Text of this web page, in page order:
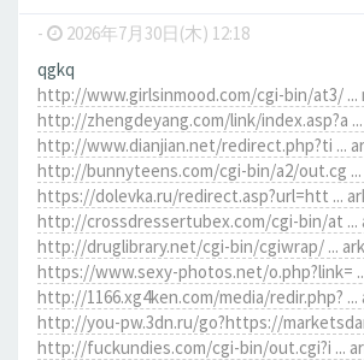
- 2026年7月30日(木) 12:18
qgkq
http://www.girlsinmood.com/cgi-bin/at3/ ...
http://zhengdeyang.com/link/index.asp?a
http://www.dianjian.net/redirect.php?ti ...
http://bunnyteens.com/cgi-bin/a2/out.cg ...
https://dolevka.ru/redirect.asp?url=htt ...
http://crossdressertubex.com/cgi-bin/at ...
http://druglibrary.net/cgi-bin/cgiwrap/ ...
https://www.sexy-photos.net/o.php?link=
http://1166.xg4ken.com/media/redir.php? ...
http://you-pw.3dn.ru/go?https://
http://fuckundies.com/cgi-bin/out.cgi?i ...